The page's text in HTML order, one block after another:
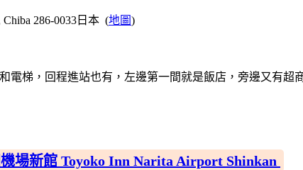
Chiba 286-0033日本 (地圖)
電梯，回程進站也有，左邊第一間就是飯店，旁邊又有
場新館 Toyoko Inn Narita Airport Shinkan